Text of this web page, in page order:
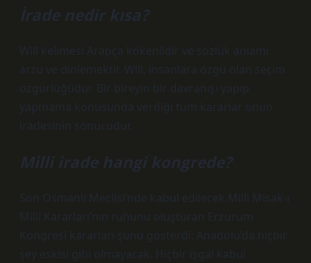
İrade nedir kısa?
Will kelimesi Arapça kökenlidir ve sözlük anlamı
arzu ve dinlemektir. Will, insanlara özgü olan seçim
özgürlüğüdür. Bir bireyin bir davranışı yapıp
yapmama konusunda verdiği tüm kararlar onun
iradesinin sonucudur.
Milli irade hangi kongrede?
Son Osmanlı Meclisi’nde kabul edilecek Milli Misak-ı
Milli Kararları’nın ruhunu oluşturan Erzurum
Kongresi kararları şunu gösterdi: Anadolu’da hiçbir
şey eskisi gibi olmayacak. Hiçbir işgal kabul